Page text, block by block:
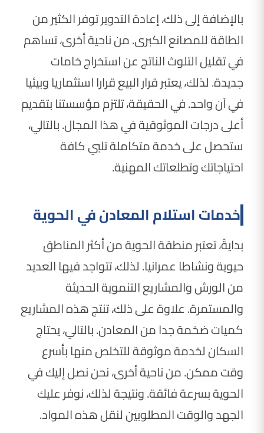
بالإضافة إلى ذلك، إعادة التدوير توفر الكثير من
الطاقة للمصانع الكبرى. من ناحية أخرى، تساهم
في تقليل التلوث الناتج عن استخراج خامات
جديدة. لذلك، يعتبر قرار البيع قرارا استثماريا وبيئيا
في آن واحد. في الحقيقة، تلتزم مؤسستنا بتقديم
أعلى درجات الموثوقية في هذا المجال. بالتالي،
ستحصل على خدمة متكاملة تلبي كافة
احتياجاتك وتطلعاتك المهنية.
خدمات استلام المعادن في الحوية
بدايةً، تعتبر منطقة الحوية من أكثر المناطق
حيوية ونشاطا عمرانيا. لذلك، تتواجد فيها العديد
من الورش والمشاريع التنموية الحديثة
والمستمرة. علاوة على ذلك، تنتج هذه المشاريع
كميات ضخمة جدا من المعادن. بالتالي، يحتاج
السكان لخدمة موثوقة للتخلص منها بأسرع
وقت ممكن. من ناحية أخرى، نحن نصل إليك في
الحوية بسرعة فائقة. ونتيجة لذلك، نوفر عليك
الجهد والوقت المطلوبين لنقل هذه المواد.